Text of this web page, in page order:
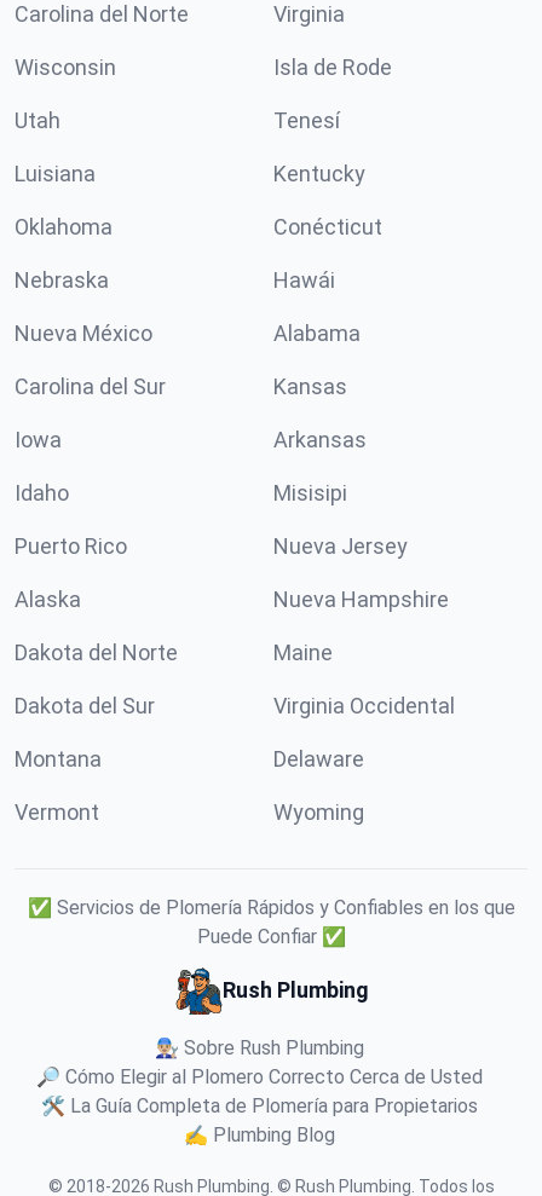
Carolina del Norte Virginia
Wisconsin Isla de Rode
Utah Tenesí
Luisiana Kentucky
Oklahoma Conécticut
Nebraska Hawái
Nueva México Alabama
Carolina del Sur Kansas
Iowa Arkansas
Idaho Misisipi
Puerto Rico Nueva Jersey
Alaska Nueva Hampshire
Dakota del Norte Maine
Dakota del Sur Virginia Occidental
Montana Delaware
Vermont Wyoming
✅ Servicios de Plomería Rápidos y Confiables en los que
Puede Confiar ✅
Rush Plumbing
👨🏼‍🔧 Sobre Rush Plumbing
🔎 Cómo Elegir al Plomero Correcto Cerca de Usted
🛠️ La Guía Completa de Plomería para Propietarios
✍️ Plumbing Blog
© 2018-2026 Rush Plumbing © Rush Plumbing. Todos los